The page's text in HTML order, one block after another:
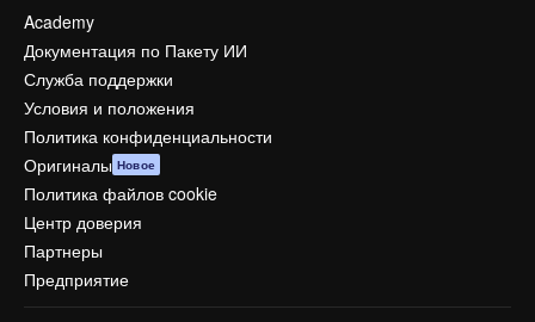
Academy
Документация по Пакету ИИ
Служба поддержки
Условия и положения
Политика конфиденциальности
Оригиналы Новое
Политика файлов cookie
Центр доверия
Партнеры
Предприятие